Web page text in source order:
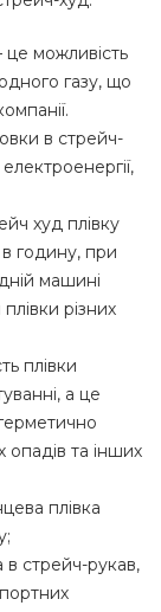
можливість
газу, що
в стрейч-
худ плівку
годину, при
машині
різних
плівки
а це
та інших
плівка
в стрейч-рукав,